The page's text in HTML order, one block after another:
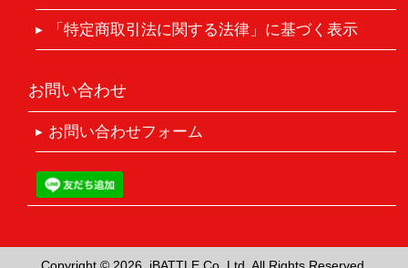
「特定商取引法に関する法律」に基づく表示
お問い合わせ
お問い合わせフォーム